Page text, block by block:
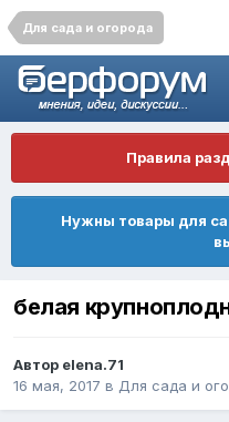
Для сада и огорода
Правила
Нужны товары для
белая
Автор elena.71
16 мая, 2017 в Для сада и